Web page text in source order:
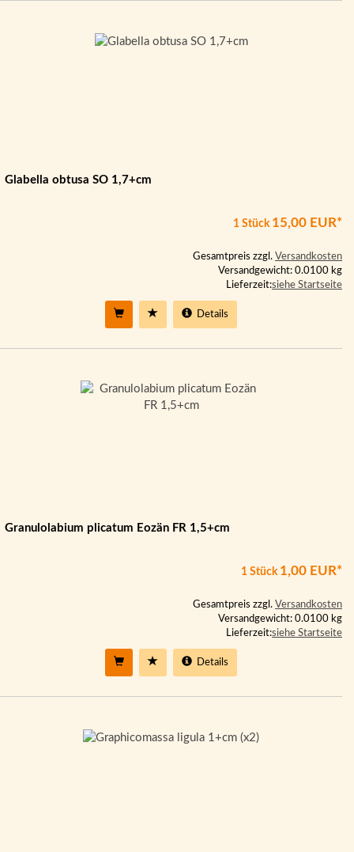
Glabella obtusa SO 1,7+cm
1 Stück 15,00 EUR*
Gesamtpreis zzgl. Versandkosten
Versandgewicht: 0.0100 kg
Lieferzeit:siehe Startseite
Details
Granulolabium plicatum Eozän FR 1,5+cm
1 Stück 1,00 EUR*
Gesamtpreis zzgl. Versandkosten
Versandgewicht: 0.0100 kg
Lieferzeit:siehe Startseite
Details